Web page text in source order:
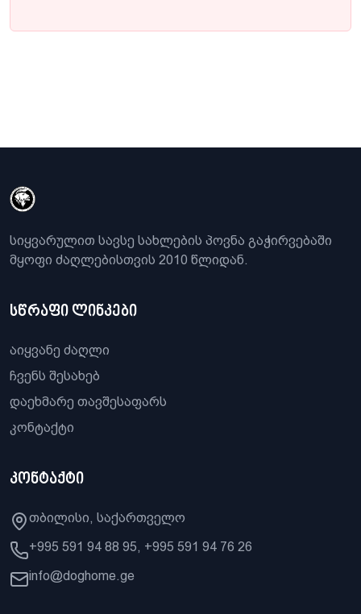
სიყვარულით სავსე სახლების პოვნა გაჭირვებაში
მყოფი ძაღლებისთვის 2010 წლიდან.
სწრაფი ლინკები
აიყვანე ძაღლი
ჩვენს შესახებ
დაეხმარე თავშესაფარს
კონტაქტი
კონტაქტი
თბილისი, საქართველო
+995 591 94 88 95, +995 591 94 76 26
info@doghome.ge